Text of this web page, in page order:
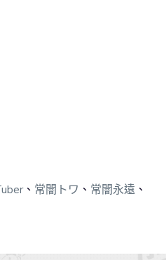
、 常闇トワ 、 常闇永遠 、